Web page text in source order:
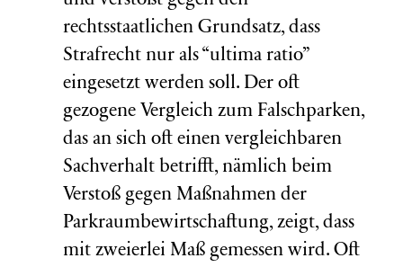
rechtsstaatlichen Grundsatz, dass
Strafrecht nur als “ultima ratio”
eingesetzt werden soll. Der oft
gezogene Vergleich zum Falschparken,
das an sich oft einen vergleichbaren
Sachverhalt betrifft, nämlich beim
Verstoß gegen Maßnahmen der
Parkraumbewirtschaftung, zeigt, dass
mit zweierlei Maß gemessen wird. Oft